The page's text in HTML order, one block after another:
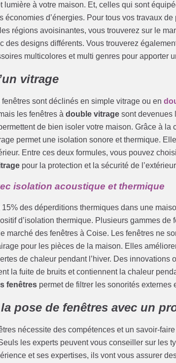
lumière à votre maison. Et, celles qui sont
économies d’énergies. Pour tous vos travaux
régions avoisinantes, vous trouverez sur le
des designs différents. Vous trouverez
multicolores et multi genres pour apporter
vitrage
fenêtres sont déclinés en simple vitrage ou en
les fenêtres àdouble vitrage sont devenues
de bien isoler votre maison. Grâce à
permet une isolation sonore et thermique.
Entre ces deux formules, vous pouvez
pour la protection et la sécurité de
isolation acoustique et thermique
15% des déperditions thermiques dans une
d’isolation thermique. Plusieurs gammes
marché des fenêtres à Coise. Les fenêtres ne
pour les pièces de la maison. Elles
de chaleur pendant l’hiver. Des
la fuite de bruits et contiennent la chaleur
fenêtres permet de filtrer les sonorités externes
pose de fenêtres avec un
nécessite des compétences et un savoir-
les experts peuvent vous conseiller sur les
et ses expertises, ils vont vous assurer